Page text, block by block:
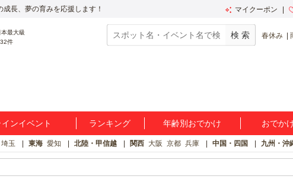
長、夢の育みを応援します！ マイクーポン
件
春休み
ンイベント ランキング 年齢別おでかけ おでか
埼玉 東海 愛知 北陸・甲信越 関西 大阪 京都 兵庫 中国・四国 九州・沖